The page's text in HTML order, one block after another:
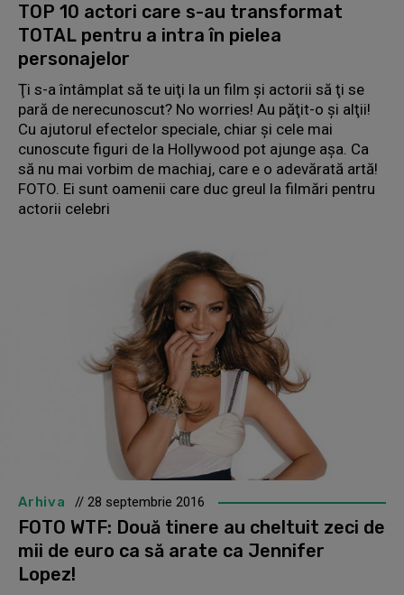
TOP 10 actori care s-au transformat
TOTAL pentru a intra în pielea
personajelor
Ţi s-a întâmplat să te uiţi la un film şi actorii să ţi se
pară de nerecunoscut? No worries! Au păţit-o şi alţii!
Cu ajutorul efectelor speciale, chiar şi cele mai
cunoscute figuri de la Hollywood pot ajunge aşa. Ca
să nu mai vorbim de machiaj, care e o adevărată artă!
FOTO. Ei sunt oamenii care duc greul la filmări pentru
actorii celebri
Arhiva // 28 septembrie 2016
FOTO WTF: Două tinere au cheltuit zeci de
mii de euro ca să arate ca Jennifer
Lopez!